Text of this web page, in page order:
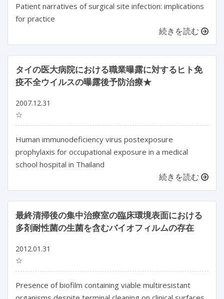
Patient narratives of surgical site infection: implications
for practice
続きを読む
タイの医大病院における職業曝露に対するヒト免
疫不全ウイルスの曝露後予防治療★
2007.12.31
☆
Human immunodeficiency virus postexposure
prophylaxis for occupational exposure in a medical
school hospital in Thailand
続きを読む
最終清掃後の集中治療室の臨床環境表面における
多剤耐性菌の生菌を含むバイオフィルムの存在
2012.01.31
☆
Presence of biofilm containing viable multiresistant